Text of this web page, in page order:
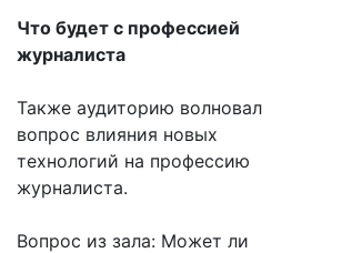
Что будет с профессией
журналиста
Также аудиторию волновал
вопрос влияния новых
технологий на профессию
журналиста.
Вопрос из зала: Может ли